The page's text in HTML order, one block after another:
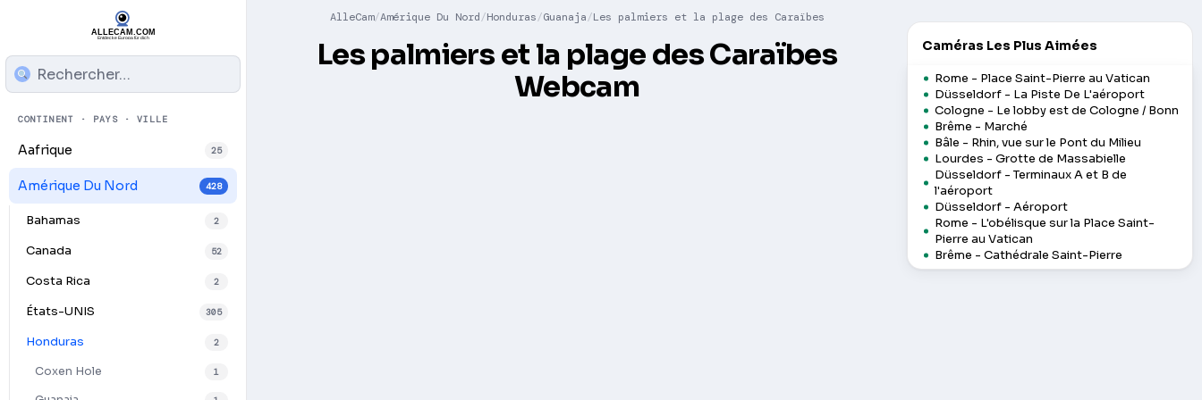
CONTINENT · PAYS · VILLE
Aafrique 25
Amérique Du Nord 428
Bahamas 2
Canada 52
Costa Rica 2
États-UNIS 305
Honduras 2
Coxen Hole 1
AlleCam Amérique Du Nord Honduras Guanaja Les palmiers et la plage des Caraïbes
Les palmiers et la plage des Caraïbes
Webcam
Caméras Les Plus Aimées
Rome - Place Saint-Pierre au Vatican
Düsseldorf - La Piste De L'aéroport
Cologne - Le lobby est de Cologne / Bonn
Brême - Marché
Bâle - Rhin, vue sur le Pont du Milieu
Lourdes - Grotte de Massabielle
Düsseldorf - Terminaux A et B de
l'aéroport
Düsseldorf - Aéroport
Rome - L'obélisque sur la Place Saint-
Pierre au Vatican
Brême - Cathédrale Saint-Pierre